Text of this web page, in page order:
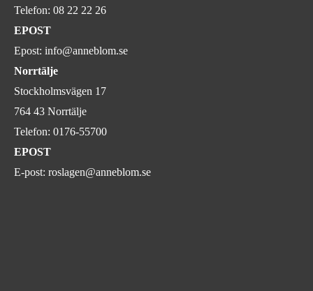
Telefon: 08 22 22 26
EPOST
Epost: info@anneblom.se
Norrtälje
Stockholmsvägen 17
764 43 Norrtälje
Telefon: 0176-55700
EPOST
E-post: roslagen@anneblom.se